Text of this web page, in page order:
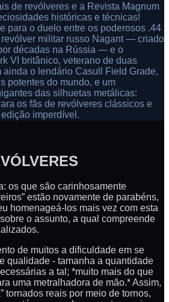
de revólveres e a Revista Magnum
históricas e técnicas!
para o duelo entre os poderosos .44
revólver militar russo Nagant — criado
décadas na Rússia — e o
VI britânico, veterano de duas
ainda o lendário Casull Field Grade,
potentes do mundo, e um
das silhuetas metálicas:
os fãs de revólveres clássicos e
imperdível.
os que são carinhosamente
estão novamente de parabéns,
homenageá-los mais vez com esta
o assunto, a qual compreende
de muitos a dificuldade em se
qualidade - tamanha a quantidade
a tal; *muito mais do que
uma metralhadora de mão.* Assim,
tornados reais por meio de tornos,